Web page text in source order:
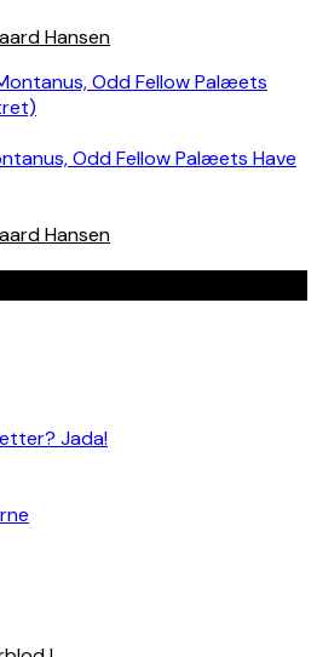
Hansen
Odd Fellow Palæets Have
Hansen
Jada!